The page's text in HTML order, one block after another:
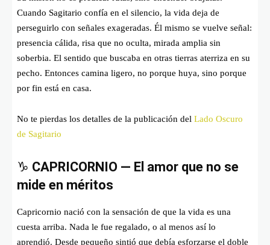
Cuando Sagitario confía en el silencio, la vida deja de
perseguirlo con señales exageradas. Él mismo se vuelve señal:
presencia cálida, risa que no oculta, mirada amplia sin
soberbia. El sentido que buscaba en otras tierras aterriza en su
pecho. Entonces camina ligero, no porque huya, sino porque
por fin está en casa.
No te pierdas los detalles de la publicación del Lado Oscuro
de Sagitario
♑ CAPRICORNIO — El amor que no se
mide en méritos
Capricornio nació con la sensación de que la vida es una
cuesta arriba. Nada le fue regalado, o al menos así lo
aprendió. Desde pequeño sintió que debía esforzarse el doble